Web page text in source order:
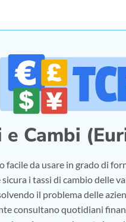
e Cambi
facile da usare in grado di
i tassi di cambio delle
il problema delle
consultano quotidiani